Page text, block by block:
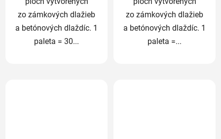
zo zámkových dlažieb
a betónových dlaždíc. 1
paleta = 30...
zo zámkových dlažieb
a betónových dlaždíc. 1
paleta =...